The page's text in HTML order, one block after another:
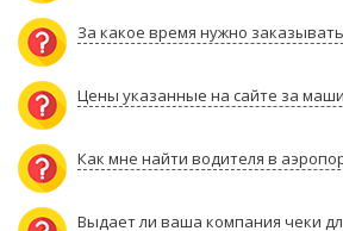
За какое время нужно
Цены указанные на сайте за
Как мне найти водителя в
Выдает ли ваша компания чеки